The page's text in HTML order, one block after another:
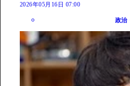
2026年05月16日 07:00
政治